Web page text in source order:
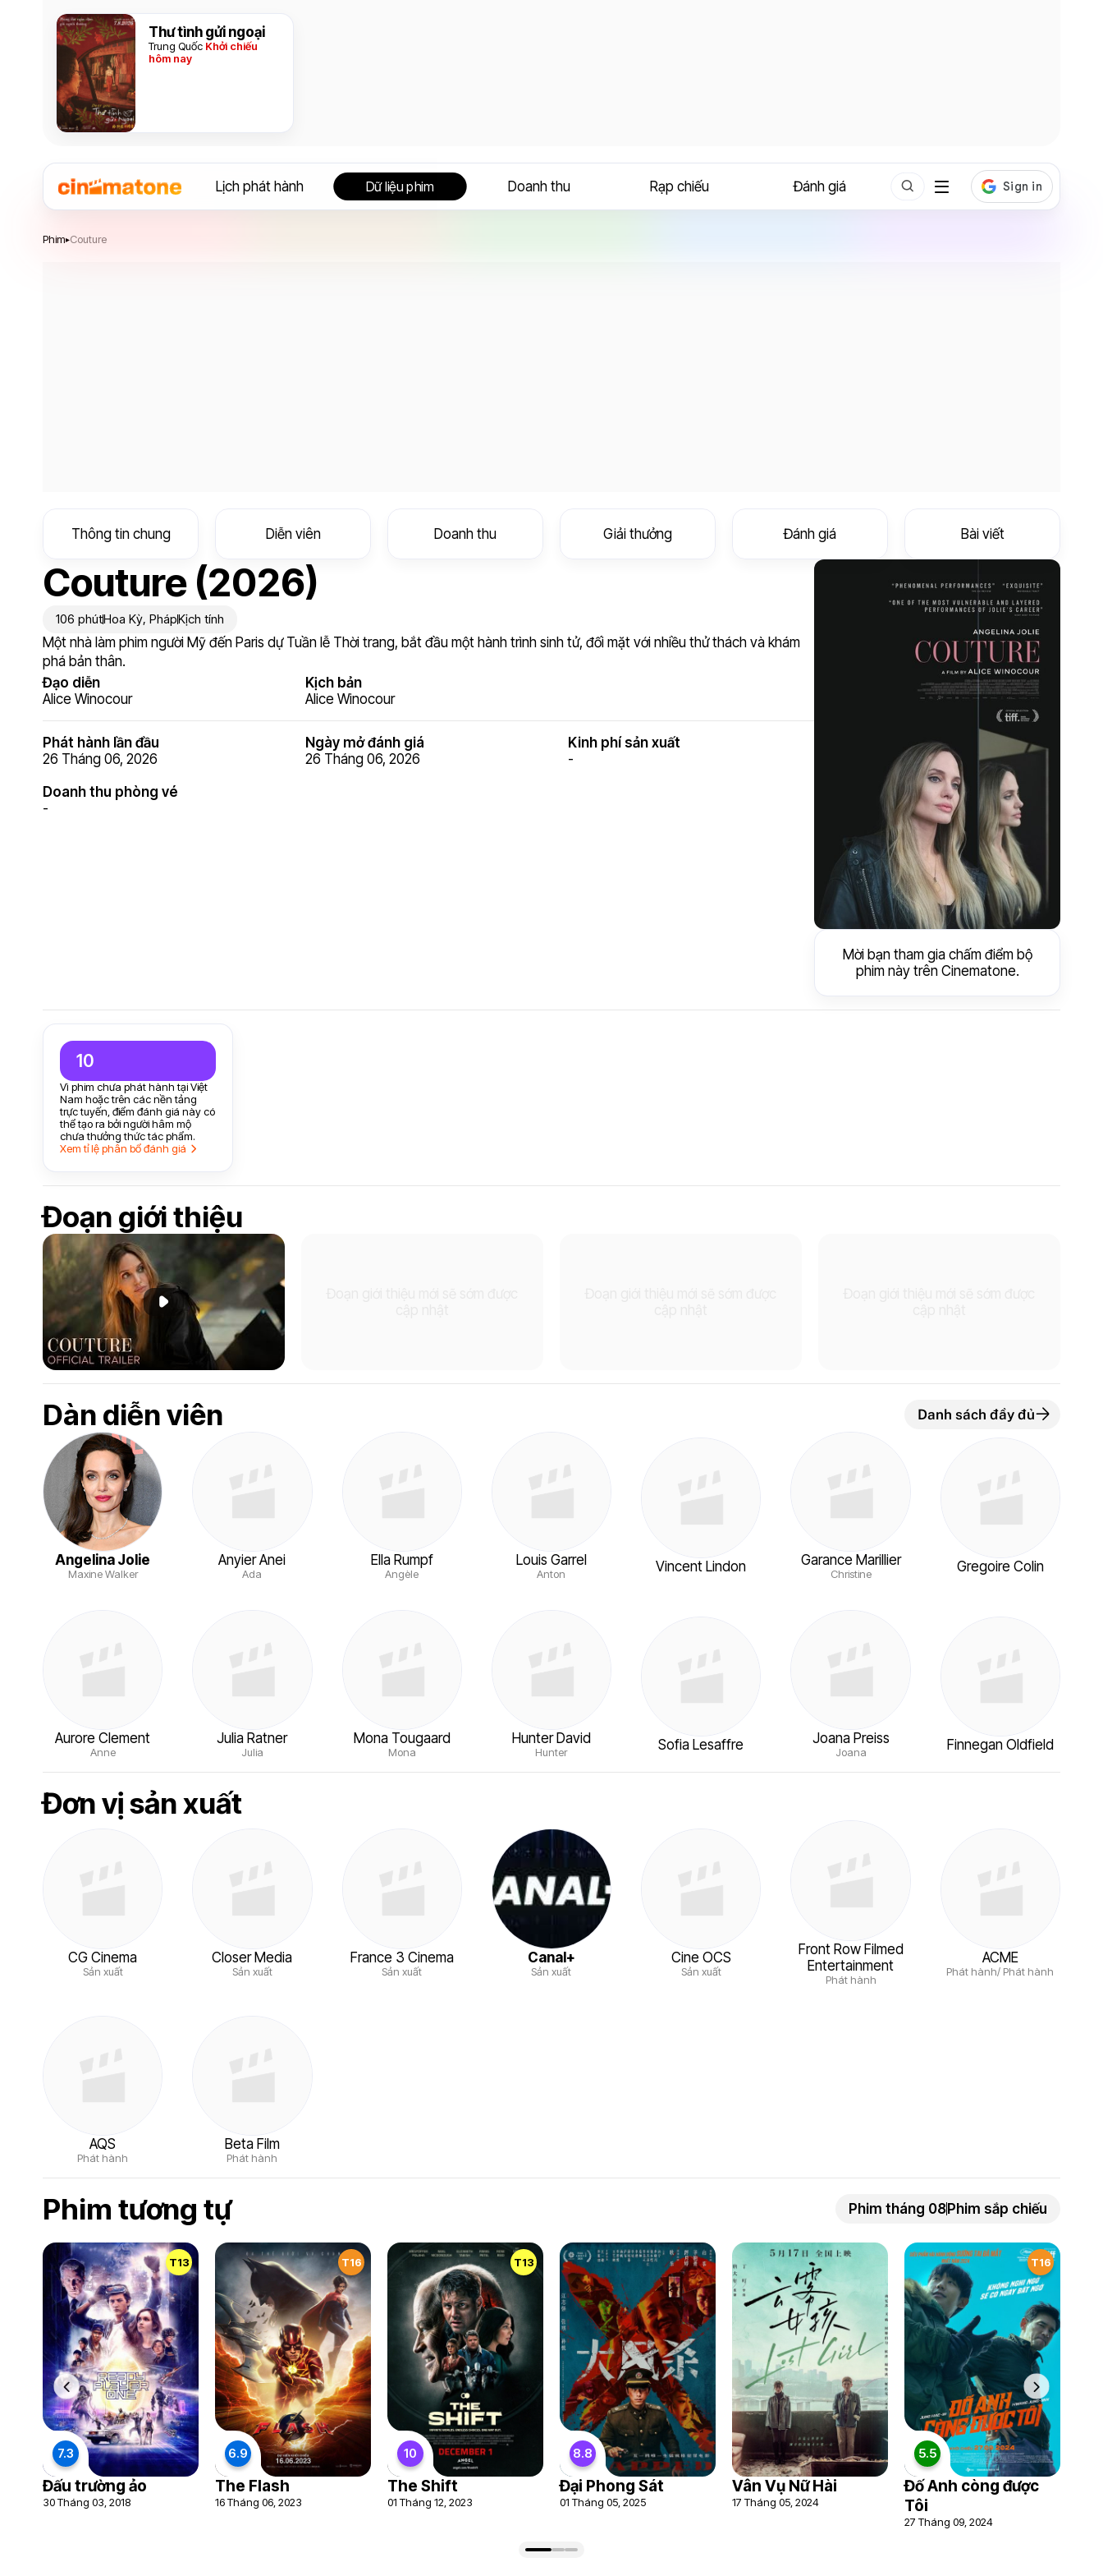
Thư tình gửi ngoại
Trung Quốc Khởi chiếu
hôm nay
Lịch phát hành Dữ liệu phim Doanh thu Rạp chiếu Đánh giá
Phim▸Couture
Thông tin chung Diễn viên Doanh thu Giải thưởng Đánh giá Bài viết
Couture (2026)
106 phútHoa Kỳ, PhápKịch tính
Một nhà làm phim người Mỹ đến Paris dự Tuần lễ Thời trang, bắt đầu một hành trình sinh tử, đối mặt với nhiều thử thách và khám
phá bản thân.
Đạo diễn
Alice Winocour
Kịch bản
Alice Winocour
Phát hành lần đầu
26 Tháng 06, 2026
Ngày mở đánh giá
26 Tháng 06, 2026
Kinh phí sản xuất
-
Doanh thu phòng vé
-
Mời bạn tham gia chấm điểm bộ
phim này trên Cinematone.
10
Vì phim chưa phát hành tại Việt
Nam hoặc trên các nền tảng
trực tuyến, điểm đánh giá này có
thể tạo ra bởi người hâm mộ
chưa thưởng thức tác phẩm.
Xem tỉ lệ phân bổ đánh giá
Đoạn giới thiệu
Phát đoạn giới thiệu
Dàn diễn viên Danh sách đầy đủ
Angelina Jolie
Maxine Walker
Anyier Anei
Ada
Ella Rumpf
Angèle
Louis Garrel
Anton Vincent Lindon Garance Marillier
Christine Gregoire Colin
Aurore Clement
Anne
Julia Ratner
Julia
Mona Tougaard
Mona
Hunter David
Hunter Sofia Lesaffre Joana Preiss
Joana Finnegan Oldfield
Đơn vị sản xuất
CG Cinema
Sản xuất
Closer Media
Sản xuất
France 3 Cinema
Sản xuất
Canal+
Sản xuất
Cine OCS
Sản xuất
Front Row Filmed
Entertainment
Phát hành
ACME
Phát hành/ Phát hành
AQS
Phát hành
Beta Film
Phát hành
Phim tương tự Phim tháng 08 Phim sắp chiếu
T13
7.3
Đấu trường ảo
30 Tháng 03, 2018
T16
6.9
The Flash
16 Tháng 06, 2023
T13
10
The Shift
01 Tháng 12, 2023
8.8
Đại Phong Sát
01 Tháng 05, 2025
Vân Vụ Nữ Hài
17 Tháng 05, 2024
T16
5.5
Đố Anh còng được
Tôi
27 Tháng 09, 2024